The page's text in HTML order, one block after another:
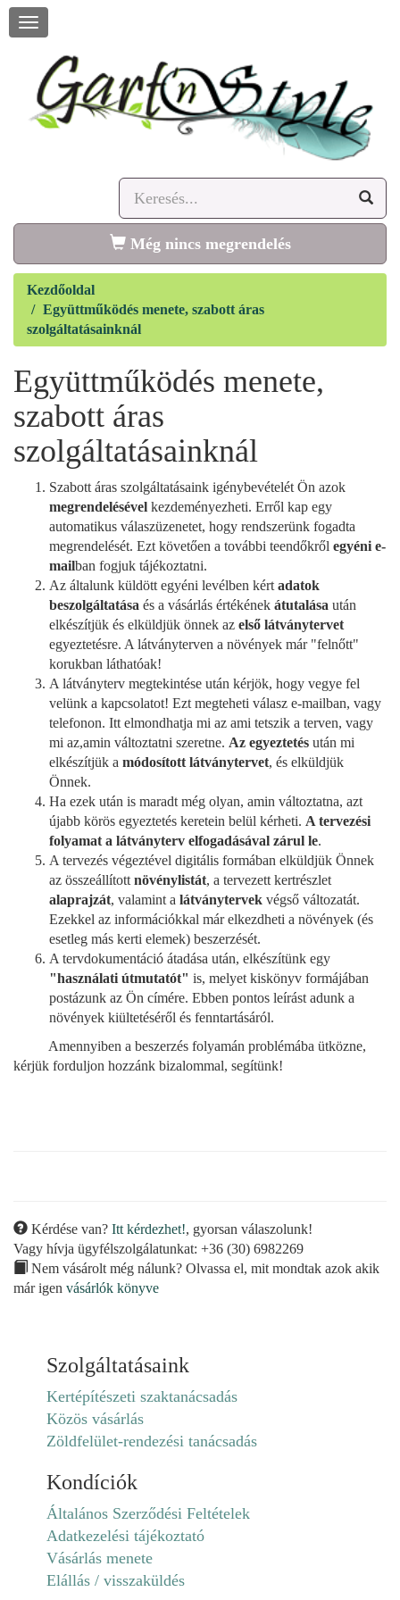
Navigáció
Még nincs megrendelés
Kezdőoldal
Együttműködés menete, szabott áras
szolgáltatásainknál
Együttműködés menete,
szabott áras
szolgáltatásainknál
Szabott áras szolgáltatásaink igénybevételét Ön azok
megrendelésével kezdeményezheti. Erről kap egy
automatikus válaszüzenetet, hogy rendszerünk fogadta
megrendelését. Ezt követően a további teendőkről egyéni e-
mailban fogjuk tájékoztatni.
Az általunk küldött egyéni levélben kért adatok
beszolgáltatása és a vásárlás értékének átutalása után
elkészítjük és elküldjük önnek az első látványtervet
egyeztetésre. A látványterven a növények már "felnőtt"
korukban láthatóak!
A látványterv megtekintése után kérjök, hogy vegye fel
velünk a kapcsolatot! Ezt megteheti válasz e-mailban, vagy
telefonon. Itt elmondhatja mi az ami tetszik a terven, vagy
mi az,amin változtatni szeretne. Az egyeztetés után mi
elkészítjük a módosított látványtervet, és elküldjük
Önnek.
Ha ezek után is maradt még olyan, amin változtatna, azt
újabb körös egyeztetés keretein belül kérheti. A tervezési
folyamat a látványterv elfogadásával zárul le.
A tervezés végeztével digitális formában elküldjük Önnek
az összeállított növénylistát, a tervezett kertrészlet
alaprajzát, valamint a látványtervek végső változatát.
Ezekkel az információkkal már elkezdheti a növények (és
esetleg más kerti elemek) beszerzését.
A tervdokumentáció átadása után, elkészítünk egy
"használati útmutatót" is, melyet kiskönyv formájában
postázunk az Ön címére. Ebben pontos leírást adunk a
növények kiültetéséről és fenntartásáról.
Amennyiben a beszerzés folyamán problémába ütközne,
kérjük forduljon hozzánk bizalommal, segítünk!
Kérdése van? Itt kérdezhet!, gyorsan válaszolunk!
Vagy hívja ügyfélszolgálatunkat: +36 (30) 6982269
Nem vásárolt még nálunk? Olvassa el, mit mondtak azok akik
már igen vásárlók könyve
Szolgáltatásaink
Kertépítészeti szaktanácsadás
Közös vásárlás
Zöldfelület-rendezési tanácsadás
Kondíciók
Általános Szerződési Feltételek
Adatkezelési tájékoztató
Vásárlás menete
Elállás / visszaküldés